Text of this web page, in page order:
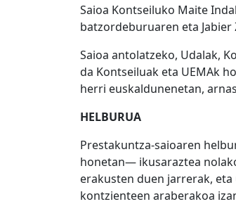
Saioa Kontseiluko Maite
batzordeburuaren eta
Saioa antolatzeko, Udalak,
da Kontseiluak eta UEMAk
herri euskaldunenetan,
HELBURUA
Prestakuntza-saioaren
honetan— ikusaraztea
erakusten duen jarrerak,
kontzienteen araberakoa